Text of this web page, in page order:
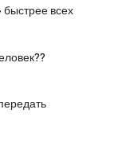
всех